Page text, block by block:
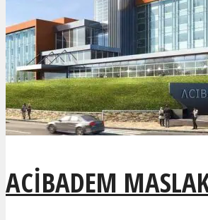
ACIBADEM